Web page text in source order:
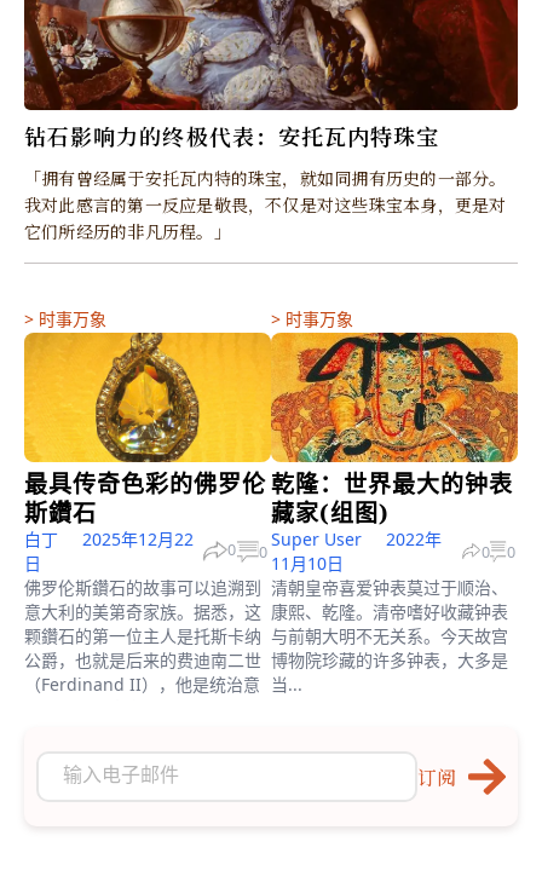
订阅
钻石影响力的终极代表：安托瓦内特珠宝
「拥有曾经属于安托瓦内特的珠宝，就如同拥有历史的一部分。
我对此感言的第一反应是敬畏，不仅是对这些珠宝本身，更是对
它们所经历的非凡历程。」
> 时事万象
最具传奇色彩的佛罗伦
斯鑽石
白丁
2025年12月22
日
0 0
佛罗伦斯鑽石的故事可以追溯到
意大利的美第奇家族。据悉，这
颗鑽石的第一位主人是托斯卡纳
公爵，也就是后来的费迪南二世
（Ferdinand II），他是统治意
> 时事万象
乾隆：世界最大的钟表
藏家(组图)
Super User
2022年
11月10日
0 0
清朝皇帝喜爱钟表莫过于顺治、
康熙、乾隆。清帝嗜好收藏钟表
与前朝大明不无关系。今天故宫
博物院珍藏的许多钟表，大多是
当...